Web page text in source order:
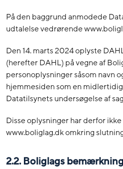
På den baggrund anmodede
udtalelse vedrørende
Den 14. marts 2024 oplyste
(herefter DAHL) på vegne af
personoplysninger såsom navn
hjemmesiden som en
Datatilsynets undersøgelse af
Disse oplysninger har derfor
www.boliglag.dk omkring
2.2. Boliglags